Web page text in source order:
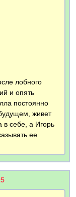
лобного
и опять
постоянно
живет
в себе, а Игорь
ее